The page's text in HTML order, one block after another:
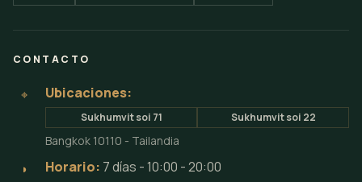
CONTACTO
⌖ Ubicaciones:
Sukhumvit soi 71 Sukhumvit soi 22
Bangkok 10110 - Tailandia
◗ Horario: 7 días - 10:00 - 20:00